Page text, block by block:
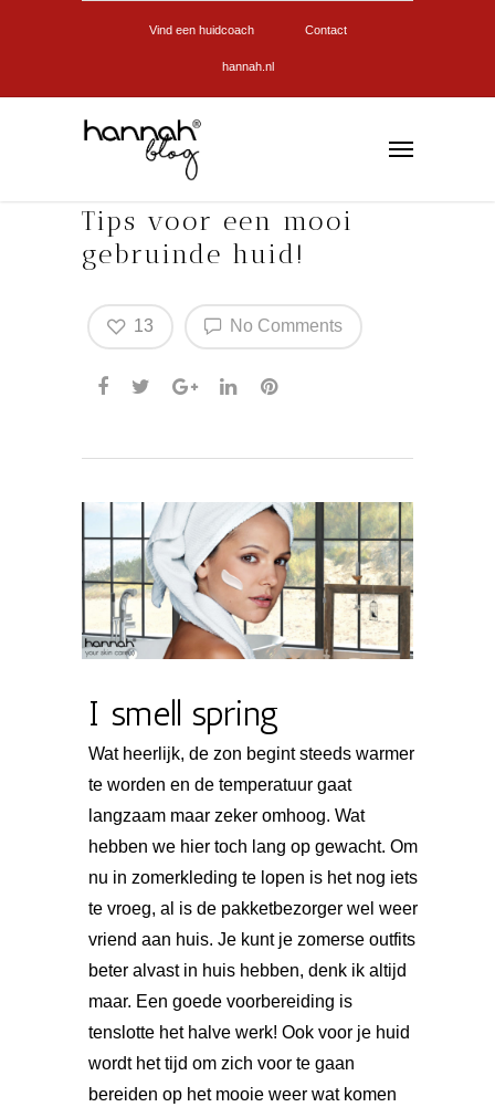
Vind een huidcoach Contact
hannah.nl
Tips voor een mooi
gebruinde huid!
No Comments
13
I smell spring
Wat heerlijk, de zon begint steeds warmer
te worden en de temperatuur gaat
langzaam maar zeker omhoog. Wat
hebben we hier toch lang op gewacht. Om
nu in zomerkleding te lopen is het nog iets
te vroeg, al is de pakketbezorger wel weer
vriend aan huis. Je kunt je zomerse outfits
beter alvast in huis hebben, denk ik altijd
maar. Een goede voorbereiding is
tenslotte het halve werk! Ook voor je huid
wordt het tijd om zich voor te gaan
bereiden op het mooie weer wat komen